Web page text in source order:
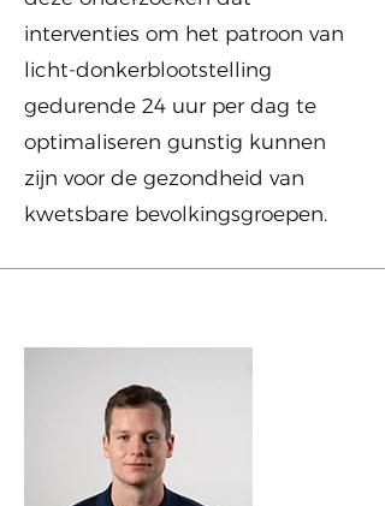
interventies om het patroon van
licht-donkerblootstelling
gedurende 24 uur per dag te
optimaliseren gunstig kunnen
zijn voor de gezondheid van
kwetsbare bevolkingsgroepen.